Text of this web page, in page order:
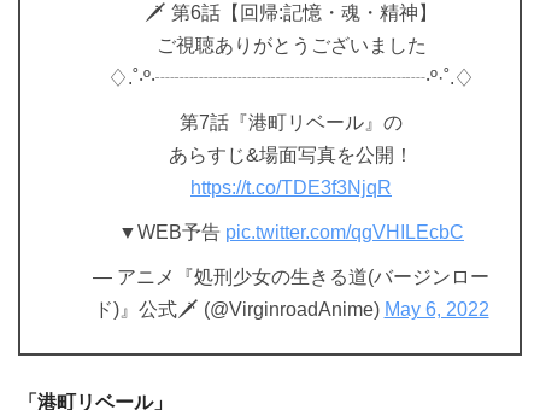
🗡 第6話【回帰:記憶・魂・精神】
ご視聴ありがとうございました
♢.˚‧º‧┈┈┈┈┈┈┈┈┈┈┈┈┈┈‧º·˚.♢
第7話『港町リベール』の
あらすじ&場面写真を公開！
https://t.co/TDE3f3NjqR
▼WEB予告 pic.twitter.com/qgVHILEcbC
— アニメ『処刑少女の生きる道(バージンロー
ド)』公式🗡 (@VirginroadAnime) May 6, 2022
「港町リベール」